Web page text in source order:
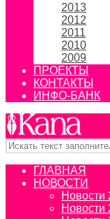
2013
2012
2011
2010
2009
ПРОЕКТЫ
КОНТАКТЫ
ИНФО-БАНК
ГЛАВНАЯ
НОВОСТИ
Новости
Новости